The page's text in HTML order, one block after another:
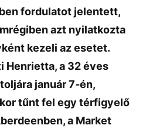
fordulatot jelentett,
azt nyilatkozta
kezeli az esetet.
Henrietta, a 32 éves
január 7-én,
tűnt fel egy térfigyelő
a Market